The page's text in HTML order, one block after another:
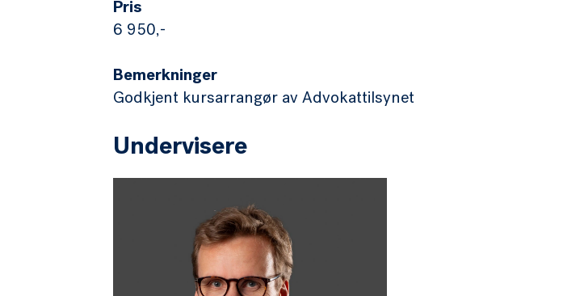
Pris
6 950,-
Bemerkninger
Godkjent kursarrangør av Advokattilsynet
Undervisere